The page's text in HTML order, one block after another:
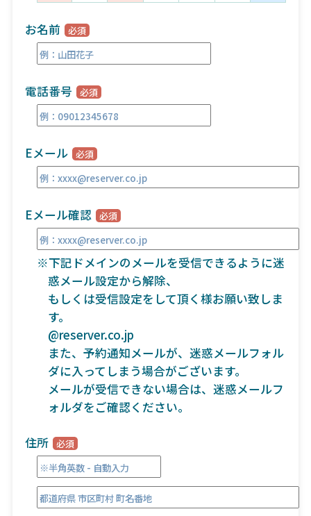
お名前
電話番号
Eメール
Eメール確認
※下記ドメインのメールを受信できるように迷
惑メール設定から解除、
もしくは受信設定をして頂く様お願い致しま
す。
@reserver.co.jp
また、予約通知メールが、迷惑メールフォル
ダに入ってしまう場合がございます。
メールが受信できない場合は、迷惑メールフ
ォルダをご確認ください。
住所